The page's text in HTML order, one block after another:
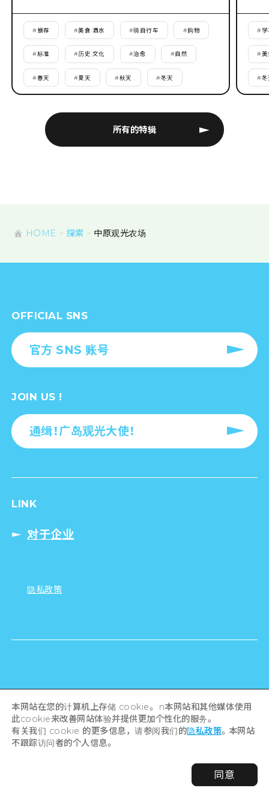
所有的特辑
#推荐 #美食·酒水 #骑自行车 #购物
#标准 #历史·文化 #治愈 #自然
#春天 #夏天 #秋天 #冬天
# 学
#美
#冬
HOME 探索 中原观光农场
OFFICIAL SNS
官方 SNS 账号
JOIN US !
通缉！广岛观光大使！
LINK
对于企业
隐私政策
Hiroshima Prefecture / Hiroshima City .
All rights reserved
本网站在您的计算机上存储 cookie。 n本网站和其他媒体使用
此cookie来改善网站体验并提供更加个性化的服务。
有关我们 cookie 的更多信息，请参阅我们的隐私政策。本网站
不跟踪访问者的个人信息。
同意